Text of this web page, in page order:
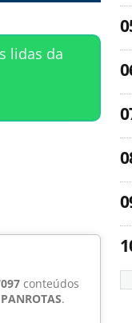
lidas da
conteúdos
.